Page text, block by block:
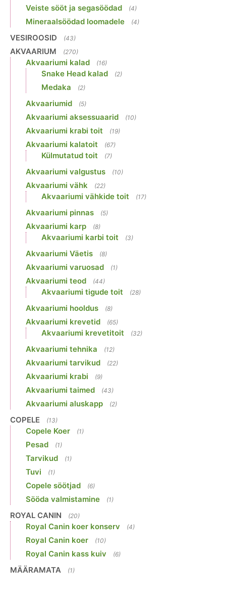
Veiste sööt ja segasöödad (4)
Mineraalsöödad loomadele (4)
VESIROOSID (43)
AKVAARIUM (270)
Akvaariumi kalad (16)
Snake Head kalad (2)
Medaka (2)
Akvaariumid (5)
Akvaariumi aksessuaarid (10)
Akvaariumi krabi toit (19)
Akvaariumi kalatoit (67)
Külmutatud toit (7)
Akvaariumi valgustus (10)
Akvaariumi vähk (22)
Akvaariumi vähkide toit (17)
Akvaariumi pinnas (5)
Akvaariumi karp (8)
Akvaariumi karbi toit (3)
Akvaariumi Väetis (8)
Akvaariumi varuosad (1)
Akvaariumi teod (44)
Akvaariumi tigude toit (28)
Akvaariumi hooldus (8)
Akvaariumi krevetid (65)
Akvaariumi krevetitoit (32)
Akvaariumi tehnika (12)
Akvaariumi tarvikud (22)
Akvaariumi krabi (9)
Akvaariumi taimed (43)
Akvaariumi aluskapp (2)
COPELE (13)
Copele Koer (1)
Pesad (1)
Tarvikud (1)
Tuvi (1)
Copele söötjad (6)
Sööda valmistamine (1)
ROYAL CANIN (20)
Royal Canin koer konserv (4)
Royal Canin koer (10)
Royal Canin kass kuiv (6)
MÄÄRAMATA (1)